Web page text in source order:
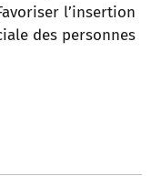
l’insertion
des personnes